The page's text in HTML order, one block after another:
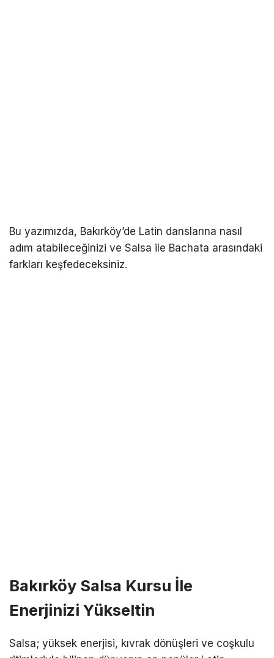
Bu yazımızda, Bakırköy’de Latin danslarına nasıl
adım atabileceğinizi ve Salsa ile Bachata arasındaki
farkları keşfedeceksiniz.
Bakırköy Salsa Kursu İle
Enerjinizi Yükseltin
Salsa; yüksek enerjisi, kıvrak dönüşleri ve coşkulu